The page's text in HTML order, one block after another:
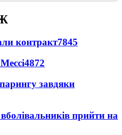
контракт7845
4872
завдяки
прийти на